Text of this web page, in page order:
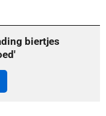
biertjes